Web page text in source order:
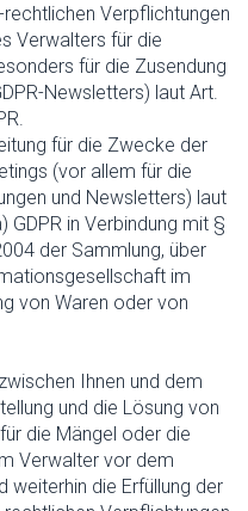
Verpflichtungen
Verwalters für die
für die Zusendung
Newsletters) laut Art.
für die Zwecke der
(vor allem für die
und Newsletters) laut
in Verbindung mit §
der Sammlung, über
im
von Waren oder von
Ihnen und dem
und die Lösung von
die Mängel oder die
Verwalter vor dem
weiterhin die Erfüllung der